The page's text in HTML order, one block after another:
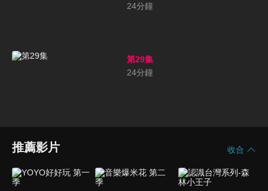
24分鐘
第29集
24分鐘
推薦影片 收合